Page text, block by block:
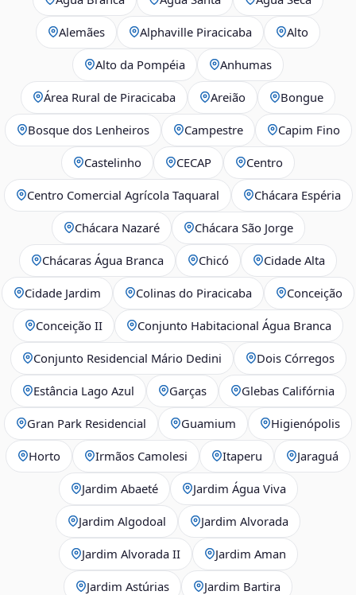
Alemães Alphaville Piracicaba Alto
Alto da Pompéia Anhumas
Área Rural de Piracicaba Areião Bongue
Bosque dos Lenheiros Campestre Capim Fino
Castelinho CECAP Centro
Centro Comercial Agrícola Taquaral Chácara Espéria
Chácara Nazaré Chácara São Jorge
Chácaras Água Branca Chicó Cidade Alta
Cidade Jardim Colinas do Piracicaba Conceição
Conceição II Conjunto Habitacional Água Branca
Conjunto Residencial Mário Dedini Dois Córregos
Estância Lago Azul Garças Glebas Califórnia
Gran Park Residencial Guamium Higienópolis
Horto Irmãos Camolesi Itaperu Jaraguá
Jardim Abaeté Jardim Água Viva
Jardim Algodoal Jardim Alvorada
Jardim Alvorada II Jardim Aman
Jardim Astúrias Jardim Bartira